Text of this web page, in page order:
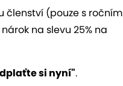
členství (pouze s ročním
na slevu 25% na
si nyní".